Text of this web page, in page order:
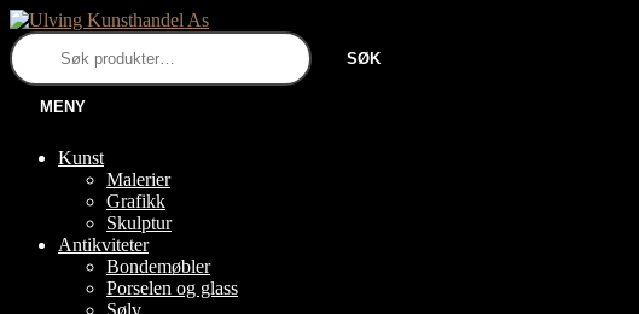
Hopp
til
navigasjon
Hopp
til
innhold
Søk
etter:
SØK
MENY
Kunst
Malerier
Grafikk
Skulptur
Antikviteter
Bondemøbler
Porselen og glass
Sølv